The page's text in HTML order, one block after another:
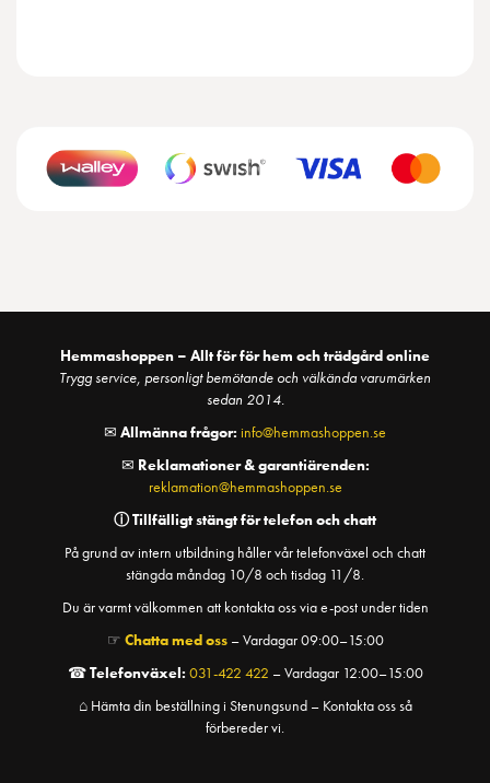
Hemmashoppen – Allt för för hem och trädgård online
Trygg service, personligt bemötande och välkända varumärken
sedan 2014.
✉ Allmänna frågor: info@hemmashoppen.se
✉ Reklamationer & garantiärenden:
reklamation@hemmashoppen.se
ⓘTillfälligt stängt för telefon och chatt
På grund av intern utbildning håller vår telefonväxel och chatt
stängda måndag 10/8 och tisdag 11/8.
Du är varmt välkommen att kontakta oss via e-post under tiden
☞ Chatta med oss– Vardagar 09:00–15:00
☎Telefonväxel: 031-422 422 – Vardagar 12:00–15:00
⌂ Hämta din beställning i Stenungsund – Kontakta oss så
förbereder vi.